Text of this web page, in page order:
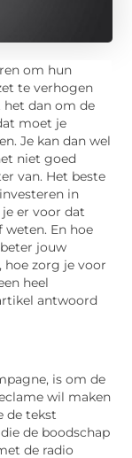
om hun
te verhogen
het dan om de
moet je
Je kan dan wel
niet goed
van. Het beste
in
er voor dat
weten. En hoe
jouw
hoe zorg je voor
heel
antwoord
is om de
wil maken
de tekst
de boodschap
de radio